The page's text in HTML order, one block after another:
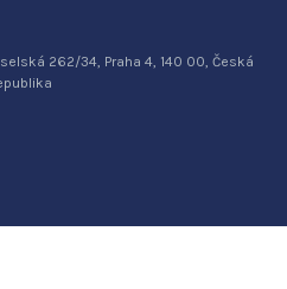
262/34, Praha 4, 140 00, Česká